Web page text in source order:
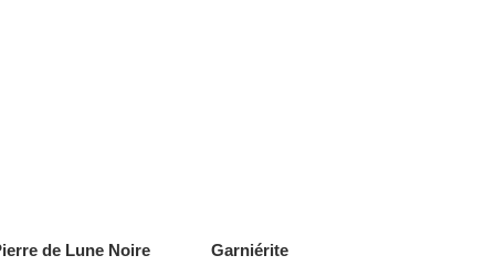
de Lune Noire
Garniérite